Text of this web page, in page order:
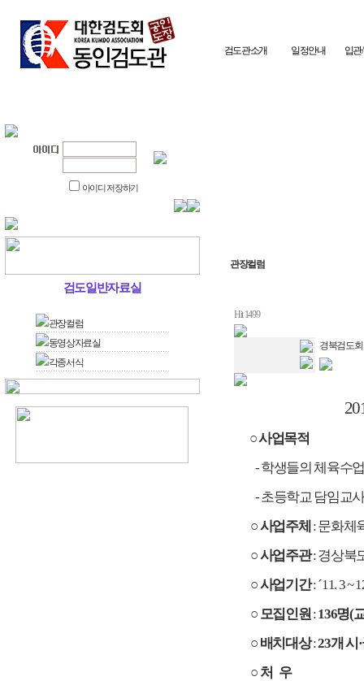
검도관소개 일정안내 입관
아이디 저장하기
검도일반자료실
관장컬럼
동영상자료실
각종서식
관장컬럼
Hit 1499
경북검도회
○ 사업목적
- 학생들의 체육수
- 초등학교 담임교
○ 사업주체 : 문화체
○ 사업주관: 경상북
○ 사업기간: ´11. 3 ~
○ 모집인원 :136명(
○ 배치대상:23개 시
○ 처 우